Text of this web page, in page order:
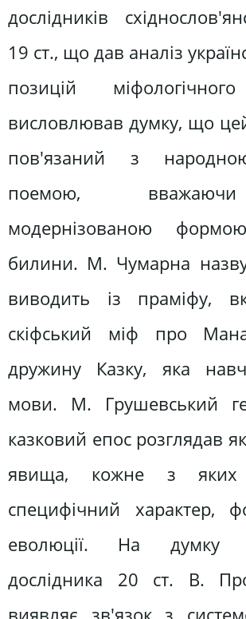
дослідників
19 ст., що дав аналіз
позицій
висловлював думку, що
пов'язаний з
поемою,
модернізованою
билини. М. Чумарна
виводить із праміфу,
скіфський міф про
дружину Казку, яка
мови. М. Грушевський
казковий епос розглядав
явища, кожне з яких
специфічний характер,
еволюції. На думку
дослідника 20 ст. В.